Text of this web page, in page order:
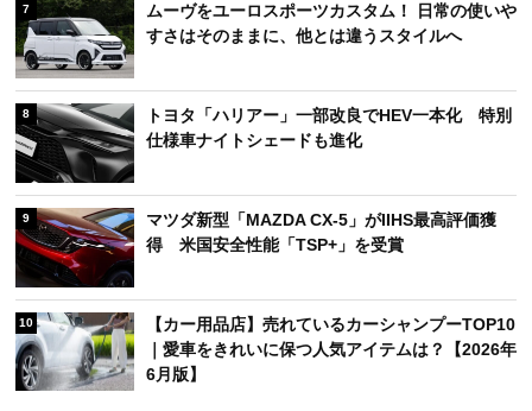
7
ムーヴをユーロスポーツカスタム！ 日常の使いや
すさはそのままに、他とは違うスタイルへ
8
トヨタ「ハリアー」一部改良でHEV一本化 特別
仕様車ナイトシェードも進化
9
マツダ新型「MAZDA CX-5」がIIHS最高評価獲
得 米国安全性能「TSP+」を受賞
10
【カー用品店】売れているカーシャンプーTOP10
｜愛車をきれいに保つ人気アイテムは？【2026年
6月版】